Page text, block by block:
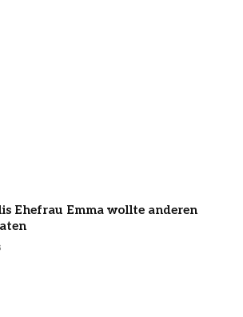
Ehefrau Emma wollte anderen